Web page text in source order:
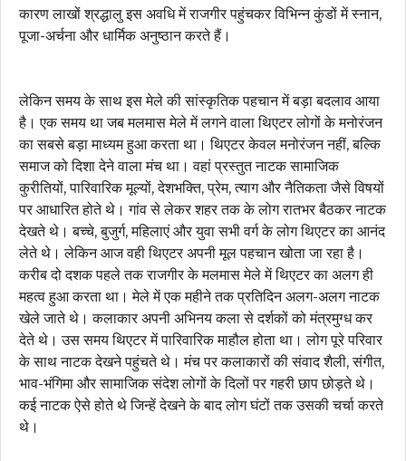
कारण लाखों श्रद्धालु इस अवधि में राजगीर पहुंचकर विभिन्न कुंडों में स्नान,
पूजा-अर्चना और धार्मिक अनुष्ठान करते हैं।
लेकिन समय के साथ इस मेले की सांस्कृतिक पहचान में बड़ा बदलाव आया
है। एक समय था जब मलमास मेले में लगने वाला थिएटर लोगों के मनोरंजन
का सबसे बड़ा माध्यम हुआ करता था। थिएटर केवल मनोरंजन नहीं, बल्कि
समाज को दिशा देने वाला मंच था। वहां प्रस्तुत नाटक सामाजिक
कुरीतियों, पारिवारिक मूल्यों, देशभक्ति, प्रेम, त्याग और नैतिकता जैसे विषयों
पर आधारित होते थे। गांव से लेकर शहर तक के लोग रातभर बैठकर नाटक
देखते थे। बच्चे, बुजुर्ग, महिलाएं और युवा सभी वर्ग के लोग थिएटर का आनंद
लेते थे। लेकिन आज वही थिएटर अपनी मूल पहचान खोता जा रहा है।
करीब दो दशक पहले तक राजगीर के मलमास मेले में थिएटर का अलग ही
महत्व हुआ करता था। मेले में एक महीने तक प्रतिदिन अलग-अलग नाटक
खेले जाते थे। कलाकार अपनी अभिनय कला से दर्शकों को मंत्रमुग्ध कर
देते थे। उस समय थिएटर में पारिवारिक माहौल होता था। लोग पूरे परिवार
के साथ नाटक देखने पहुंचते थे। मंच पर कलाकारों की संवाद शैली, संगीत,
भाव-भंगिमा और सामाजिक संदेश लोगों के दिलों पर गहरी छाप छोड़ते थे।
कई नाटक ऐसे होते थे जिन्हें देखने के बाद लोग घंटों तक उसकी चर्चा करते
थे।